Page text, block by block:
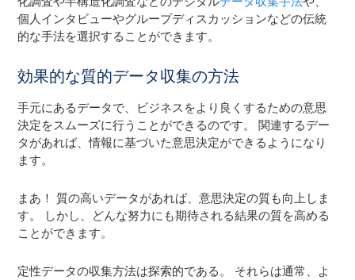
個人インタビューやグループディスカッションなどの伝統
的な手法を選択することができます。
効果的な質的データ収集の方法
手元にあるデータで、ビジネスをより良くするための意思
決定をスムーズに行うことができるのです。 関連するデー
タがあれば、情報に基づいた意思決定ができるようになり
ます。
まあ！ 質の高いデータがあれば、意思決定の質も向上しま
す。 しかし、どんな努力にも期待される結果の質を高める
ことができます。
定性データの収集方法は探索的である。 それらは通常、よ